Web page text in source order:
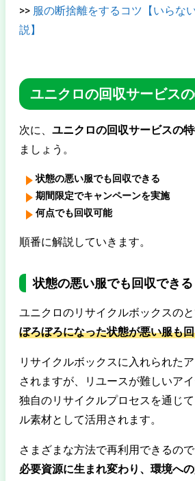
>> 服の断捨離をするコツ【いらな
説】
ユニクロの回収サービス
次に、 ユニクロの回収サービスの
ましょう。
状態の悪い服でも回収できる
期間限定でキャンペーンを実施
何点でも回収可能
順番に解説していきます。
状態の悪い服でも回収できる
ユニクロのリサイクルボックスのと
ぼろぼろになった状態が悪い服も
リサイクルボックスに入れられた
されますが、リユースが難しいア
独自のリサイクルプロセスを通じ
ル素材として活用されます。
さまざまな方法で再利用できるの
必要資源に生まれ変わり、環境へ